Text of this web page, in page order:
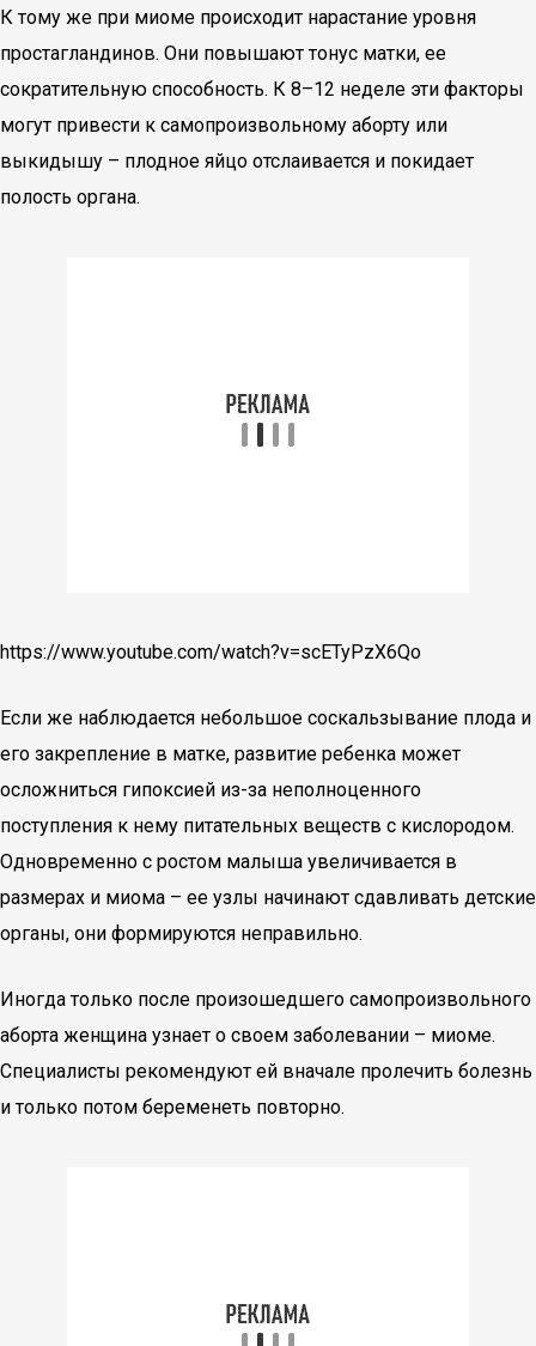
К тому же при миоме происходит нарастание уровня
простагландинов. Они повышают тонус матки, ее
сократительную способность. К 8–12 неделе эти факторы
могут привести к самопроизвольному аборту или
выкидышу – плодное яйцо отслаивается и покидает
полость органа.
https://www.youtube.com/watch?v=scETyPzX6Qo
Если же наблюдается небольшое соскальзывание плода и
его закрепление в матке, развитие ребенка может
осложниться гипоксией из-за неполноценного
поступления к нему питательных веществ с кислородом.
Одновременно с ростом малыша увеличивается в
размерах и миома – ее узлы начинают сдавливать детские
органы, они формируются неправильно.
Иногда только после произошедшего самопроизвольного
аборта женщина узнает о своем заболевании – миоме.
Специалисты рекомендуют ей вначале пролечить болезнь
и только потом беременеть повторно.